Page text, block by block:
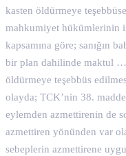
kasten öldürmeye
mahkumiyet hükümlerinin
kapsamına göre; sanığın
bir plan dahilinde maktul
öldürmeye teşebbüs
olayda; TCK’nin 38.
eylemden azmettirenin de
azmettiren yönünden var
sebeplerin azmettirene